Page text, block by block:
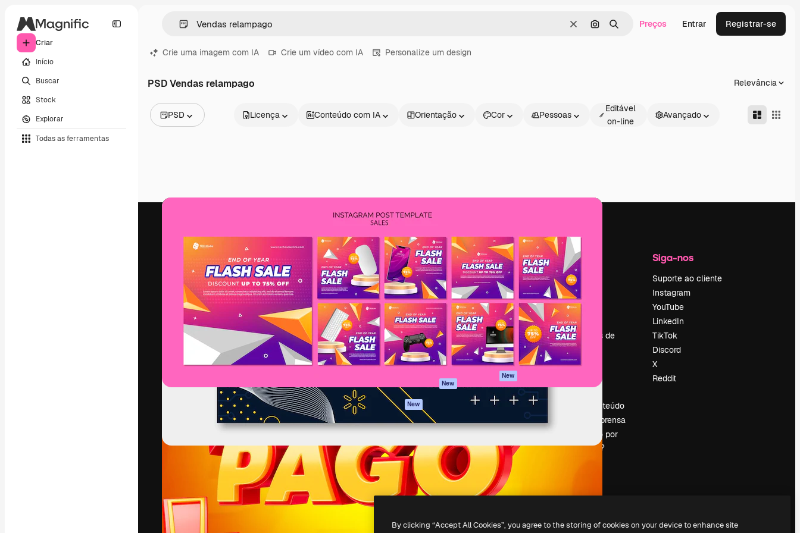
Criar
Início
Buscar
Stock
Explorar
Todas as ferramentas
LimparPesquisar por imagem
BuscarPreços Entrar Registrar-se
Crie uma imagem com IA Crie um vídeo com IA Personalize um design
PSD Vendas relampago Relevância
PSD
Vídeos
Modelos 3D
Licença Conteúdo com IA Orientação Cor Pessoas
Editável
on-line
Avançado
A plataforma criativa para você direcionar
seu melhor trabalho. Mais de 1 milhão de
assinantes entre criativos, empresas,
agências e estúdios.
Português
Produtos
Spaces
Assistente de IA
Gerador de
imagens
Gerador de vídeos
Texto para voz
Conteúdo de stock
Claude/ChatGPT
New
Agentes New
App móvel
Todas as
ferramentas
Começar
Academy
Documentação
Atendimento
Termos e
condições
Política de
privacidade
New
Política de cookies
Central de
Afiliados
Empresas
Empresa
Preços
Sobre nós
Reviews
Emprego
Tendências de
pesquisa
Blog
Vender conteúdo
Sala de imprensa
Procurando por
magnific.ai?
Siga-nos
Suporte ao cliente
Instagram
YouTube
LinkedIn
TikTok
Discord
X
Reddit
Copyright © 2010- 2026Freepik Company S.L.U. Todos os direitos reservados.
By clicking “Accept All Cookies”, you agree to the storing of cookies on your device to enhance site